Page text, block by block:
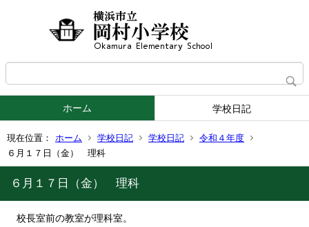
ホーム 学校日記
現在位置： ホーム 学校日記 学校日記
令和４年度
６月１７日（金） 理科
６月１７日（金） 理科
校長室前の教室が理科室。